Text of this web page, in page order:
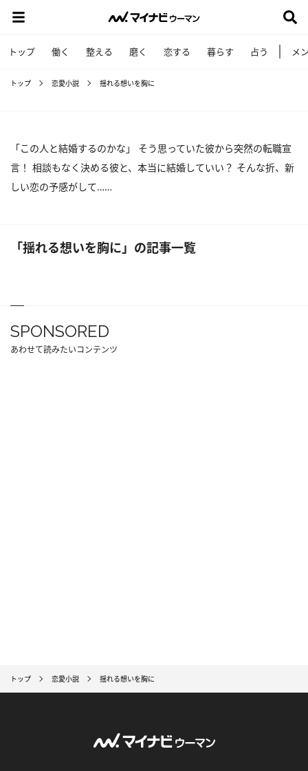
トップ 働く 整える 磨く 恋する 暮らす 占う メ
トップ 恋愛小説 揺れる想いを胸に
「この人と結婚するのかな」 そう思っていた彼から突然の転職宣
言！ 相談もなく決める彼と、本当に結婚していい？ そんな折、新
しい恋の予感がして……
「揺れる想いを胸に」の記事一覧
SPONSORED
あわせて読みたいコンテンツ
トップ 恋愛小説 揺れる想いを胸に